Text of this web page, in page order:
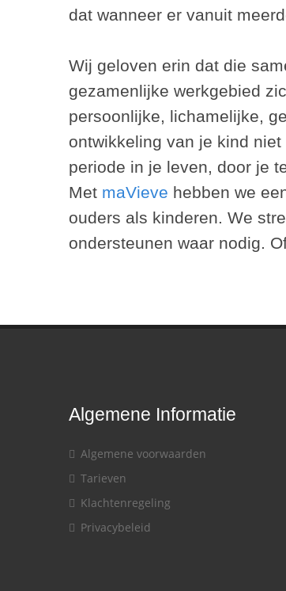
dat wanneer er vanuit
Wij geloven erin dat die
gezamenlijke werkgebied
persoonlijke, lichamelijke,
ontwikkeling van je kind
periode in je leven, door je
Met maVieve hebben we
ouders als kinderen. We
ondersteunen waar nodig.
Algemene Informatie
Algemene voorwaarden
Tarieven
Klachtenregeling
Privacybeleid